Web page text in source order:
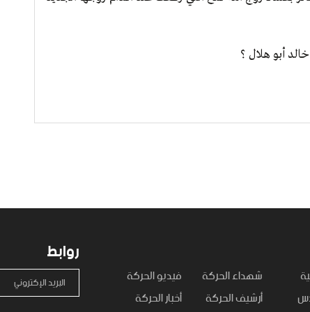
أبو هلال ؟
شهداء الحركة
فيديو الحركة
أرشيف الحركة
أخبار الحركة
روابط
البريد الإكتروني